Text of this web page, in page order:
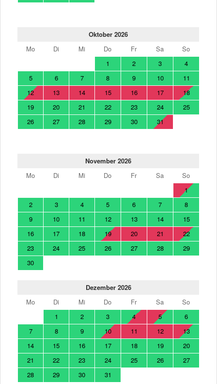
Oktober 2026
Mo
Di Mi Do Fr Sa
So
1
2 3
4
5
6 7 8 9 10
11
12
13 14 15 16 17
18
19
20 21 22 23 24
25
26
27 28 29 30 31
November 2026
Mo
Di Mi Do Fr Sa
So
1
2
3 4 5 6 7
8
9
10 11 12 13 14
15
16
17 18 19 20 21
22
23
24 25 26 27 28
29
30
Dezember 2026
Mo
Di Mi Do Fr Sa
So
1
2 3 4 5
6
7
8 9 10 11 12
13
14
15 16 17 18 19
20
21
22 23 24 25 26
27
28
29 30 31